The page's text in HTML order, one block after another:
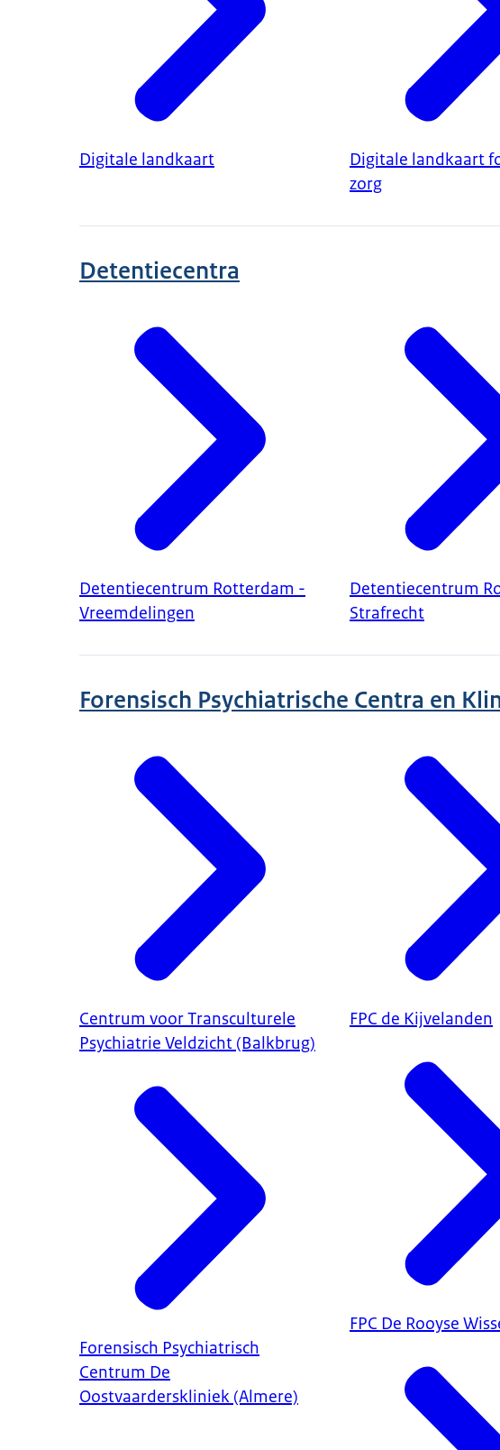
Digitale landkaart
Digitale landkaart
zorg
Detentiecentra
Detentiecentrum Rotterdam -
Vreemdelingen
Detentiecentrum
Strafrecht
Forensisch Psychiatrische Centra en
Centrum voor Transculturele
Psychiatrie Veldzicht (Balkbrug)
Forensisch Psychiatrisch
Centrum De
Oostvaarderskliniek (Almere)
FPC de Kijvelanden
FPC De Rooyse